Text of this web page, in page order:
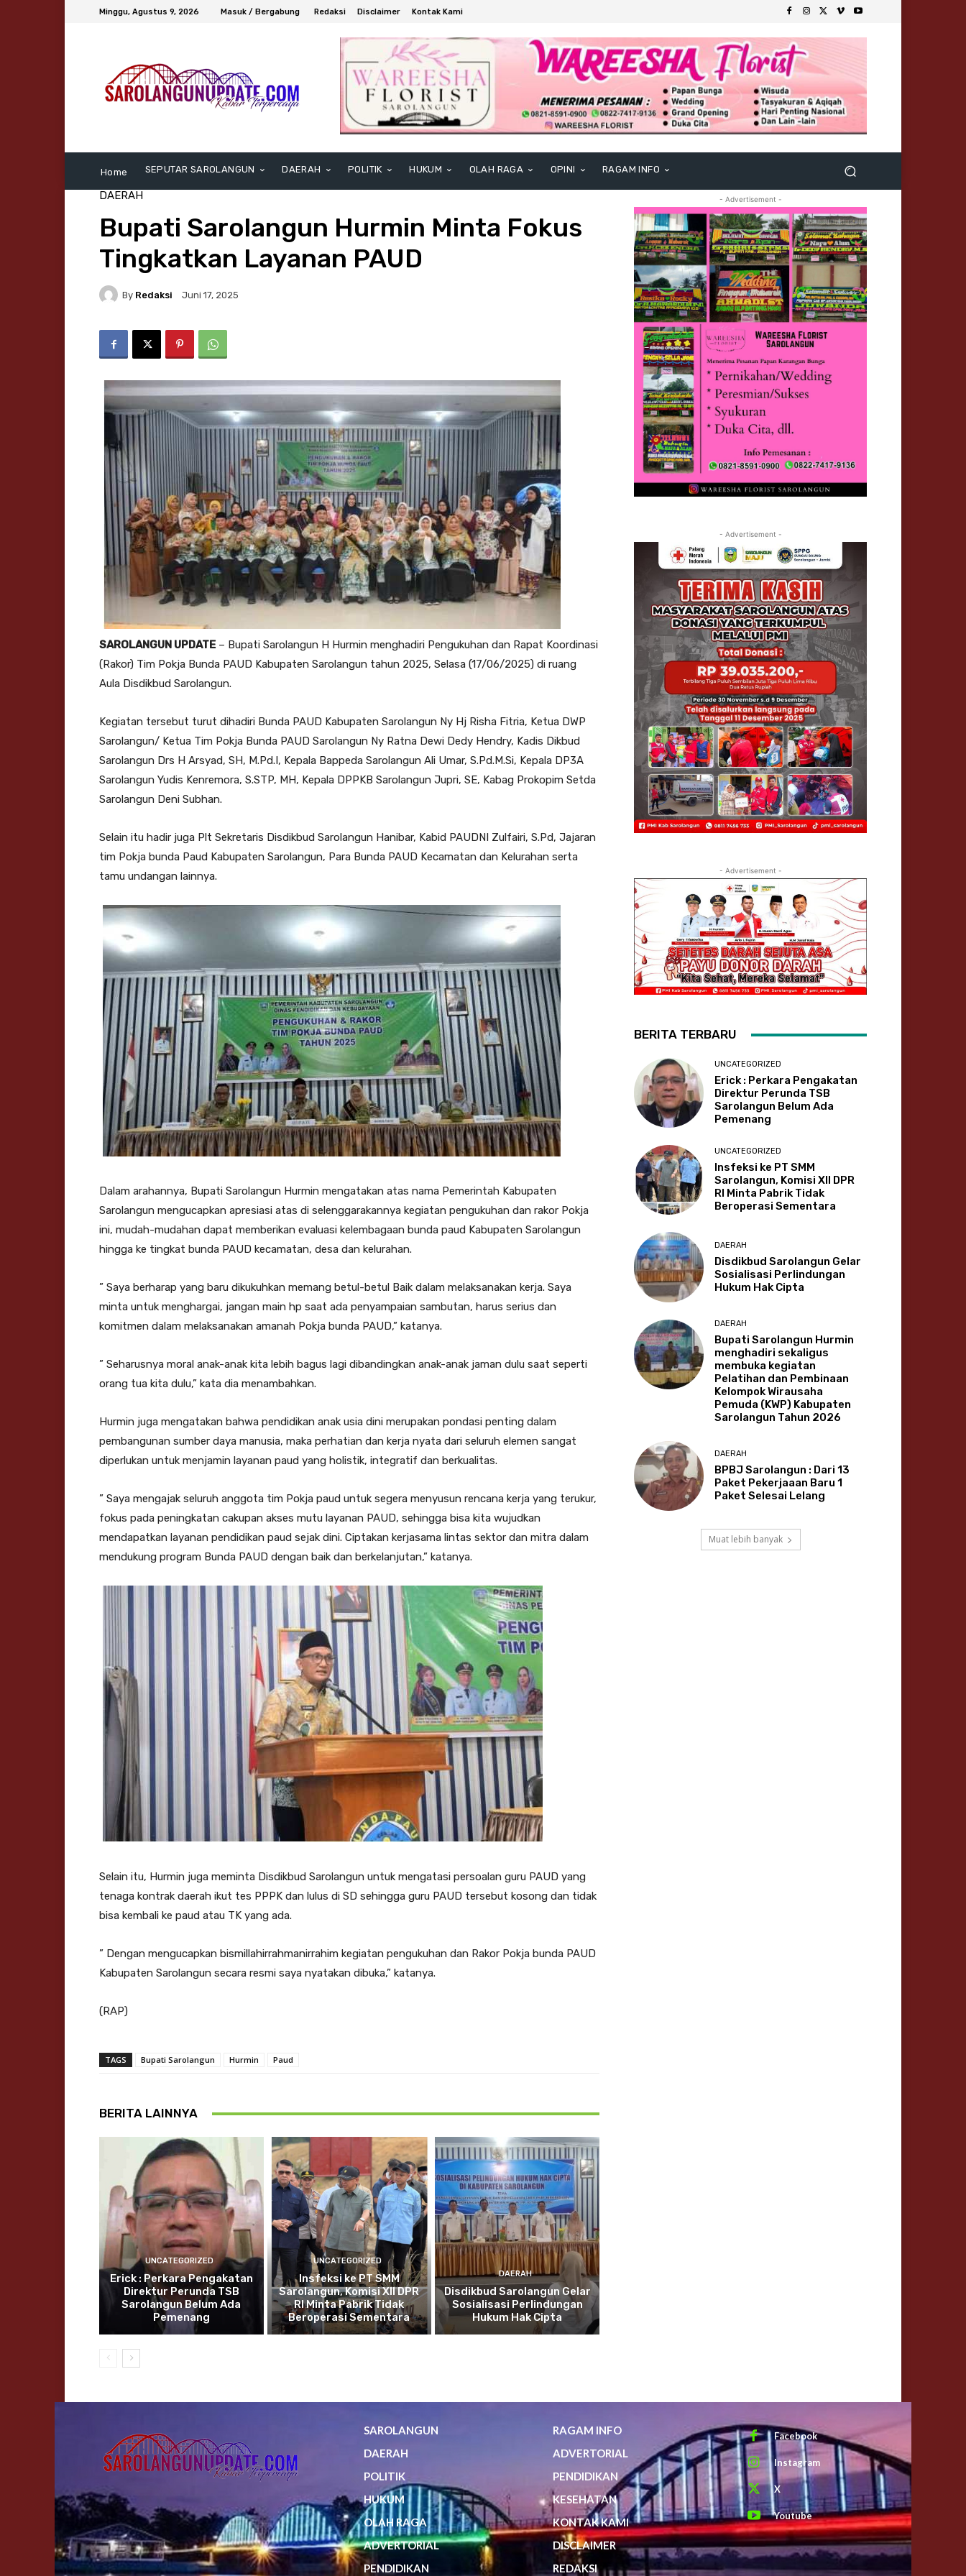
Minggu, Agustus 9, 2026 Masuk / Bergabung Redaksi Disclaimer Kontak Kami
Home SEPUTAR SAROLANGUN DAERAH POLITIK HUKUM OLAH RAGA OPINI RAGAM INFO
DAERAH
Bupati Sarolangun Hurmin Minta Fokus
Tingkatkan Layanan PAUD
By Redaksi Juni 17, 2025
SAROLANGUN UPDATE– Bupati Sarolangun H Hurmin menghadiri Pengukuhan dan Rapat Koordinasi
(Rakor) Tim Pokja Bunda PAUD Kabupaten Sarolangun tahun 2025, Selasa (17/06/2025) di ruang
Aula Disdikbud Sarolangun.
Kegiatan tersebut turut dihadiri Bunda PAUD Kabupaten Sarolangun Ny Hj Risha Fitria, Ketua DWP
Sarolangun/ Ketua Tim Pokja Bunda PAUD Sarolangun Ny Ratna Dewi Dedy Hendry, Kadis Dikbud
Sarolangun Drs H Arsyad, SH, M.Pd.I, Kepala Bappeda Sarolangun Ali Umar, S.Pd.M.Si, Kepala DP3A
Sarolangun Yudis Kenremora, S.STP, MH, Kepala DPPKB Sarolangun Jupri, SE, Kabag Prokopim Setda
Sarolangun Deni Subhan.
Selain itu hadir juga Plt Sekretaris Disdikbud Sarolangun Hanibar, Kabid PAUDNI Zulfairi, S.Pd, Jajaran
tim Pokja bunda Paud Kabupaten Sarolangun, Para Bunda PAUD Kecamatan dan Kelurahan serta
tamu undangan lainnya.
Dalam arahannya, Bupati Sarolangun Hurmin mengatakan atas nama Pemerintah Kabupaten
Sarolangun mengucapkan apresiasi atas di selenggarakannya kegiatan pengukuhan dan rakor Pokja
ini, mudah-mudahan dapat memberikan evaluasi kelembagaan bunda paud Kabupaten Sarolangun
hingga ke tingkat bunda PAUD kecamatan, desa dan kelurahan.
” Saya berharap yang baru dikukuhkan memang betul-betul Baik dalam melaksanakan kerja. Saya
minta untuk menghargai, jangan main hp saat ada penyampaian sambutan, harus serius dan
komitmen dalam melaksanakan amanah Pokja bunda PAUD,” katanya.
” Seharusnya moral anak-anak kita lebih bagus lagi dibandingkan anak-anak jaman dulu saat seperti
orang tua kita dulu,” kata dia menambahkan.
Hurmin juga mengatakan bahwa pendidikan anak usia dini merupakan pondasi penting dalam
pembangunan sumber daya manusia, maka perhatian dan kerja nyata dari seluruh elemen sangat
diperlukan untuk menjamin layanan paud yang holistik, integratif dan berkualitas.
” Saya mengajak seluruh anggota tim Pokja paud untuk segera menyusun rencana kerja yang terukur,
fokus pada peningkatan cakupan akses mutu layanan PAUD, sehingga bisa kita wujudkan
mendapatkan layanan pendidikan paud sejak dini. Ciptakan kerjasama lintas sektor dan mitra dalam
mendukung program Bunda PAUD dengan baik dan berkelanjutan,” katanya.
Selain itu, Hurmin juga meminta Disdikbud Sarolangun untuk mengatasi persoalan guru PAUD yang
tenaga kontrak daerah ikut tes PPPK dan lulus di SD sehingga guru PAUD tersebut kosong dan tidak
bisa kembali ke paud atau TK yang ada.
” Dengan mengucapkan bismillahirrahmanirrahim kegiatan pengukuhan dan Rakor Pokja bunda PAUD
Kabupaten Sarolangun secara resmi saya nyatakan dibuka,” katanya.
(RAP)
TAGS Bupati Sarolangun Hurmin Paud
BERITA LAINNYA
UNCATEGORIZED
Erick : Perkara Pengakatan
Direktur Perunda TSB
Sarolangun Belum Ada
Pemenang
UNCATEGORIZED
Insfeksi ke PT SMM
Sarolangun, Komisi XII DPR
RI Minta Pabrik Tidak
Beroperasi Sementara
DAERAH
Disdikbud Sarolangun Gelar
Sosialisasi Perlindungan
Hukum Hak Cipta
- Advertisement -
- Advertisement -
- Advertisement -
BERITA TERBARU
UNCATEGORIZED
Erick : Perkara Pengakatan
Direktur Perunda TSB
Sarolangun Belum Ada
Pemenang
UNCATEGORIZED
Insfeksi ke PT SMM
Sarolangun, Komisi XII DPR
RI Minta Pabrik Tidak
Beroperasi Sementara
DAERAH
Disdikbud Sarolangun Gelar
Sosialisasi Perlindungan
Hukum Hak Cipta
DAERAH
Bupati Sarolangun Hurmin
menghadiri sekaligus
membuka kegiatan
Pelatihan dan Pembinaan
Kelompok Wirausaha
Pemuda (KWP) Kabupaten
Sarolangun Tahun 2026
DAERAH
BPBJ Sarolangun : Dari 13
Paket Pekerjaaan Baru 1
Paket Selesai Lelang
Muat lebih banyak
SAROLANGUN
DAERAH
POLITIK
HUKUM
OLAH RAGA
ADVERTORIAL
PENDIDIKAN
RAGAM INFO
ADVERTORIAL
PENDIDIKAN
KESEHATAN
KONTAK KAMI
DISCLAIMER
REDAKSI
Facebook
Instagram
X
Youtube